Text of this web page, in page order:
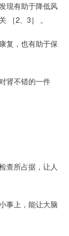
现有助于降低风
［2、3］ 。
复，也有助于保
肾不错的一件
查所占据，让人
事上，能让大脑